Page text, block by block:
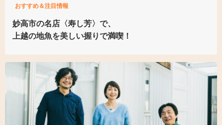
おすすめ＆注目情報
妙高市の名店〈寿し芳〉で、
上越の地魚を美しい握りで満喫！